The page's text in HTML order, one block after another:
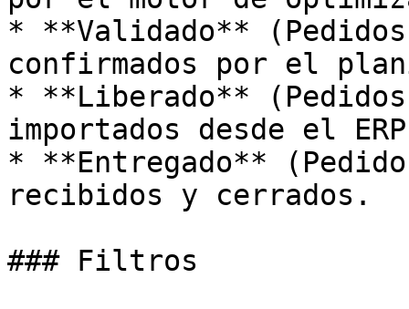
* **Validado**
confirmados por el
* **Liberado**
importados desde el
* **Entregado**
recibidos y cerrados.
### Filtros